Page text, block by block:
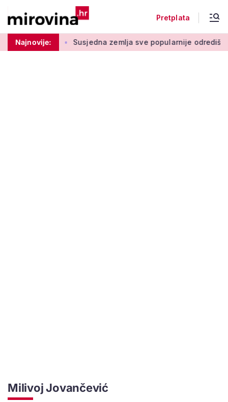
Pretplata
Najnovije:
stupu Susjedna zemlja sve popularnije odredište
Milivoj Jovančević